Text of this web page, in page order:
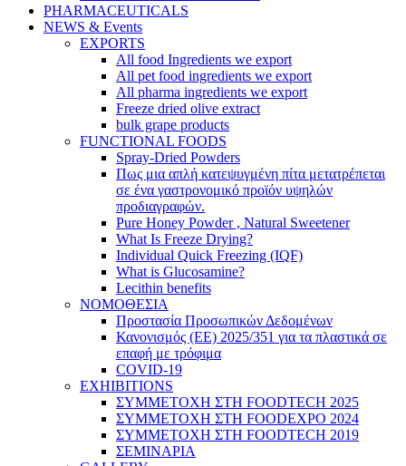
PHARMACEUTICALS
NEWS & Events
EXPORTS
All food Ingredients we export
All pet food ingredients we export
All pharma ingredients we export
Freeze dried olive extract
bulk grape products
FUNCTIONAL FOODS
Spray-Dried Powders
Πως μια απλή κατεψυγμένη πίτα μετατρέπεται
σε ένα γαστρονομικό προϊόν υψηλών
προδιαγραφών.
Pure Honey Powder , Natural Sweetener
What Is Freeze Drying?
Individual Quick Freezing (IQF)
What is Glucosamine?
Lecithin benefits
ΝΟΜΟΘΕΣΙΑ
Προστασία Προσωπικών Δεδομένων
Κανονισμός (ΕΕ) 2025/351 για τα πλαστικά σε
επαφή με τρόφιμα
COVID-19
EXHIBITIONS
ΣΥΜΜΕΤΟΧΗ ΣΤΗ FOODTECH 2025
ΣΥΜΜΕΤΟΧΗ ΣΤΗ FOODEXPO 2024
ΣΥΜΜΕΤΟΧΗ ΣΤΗ FOODTECH 2019
ΣΕΜΙΝΑΡΙΑ